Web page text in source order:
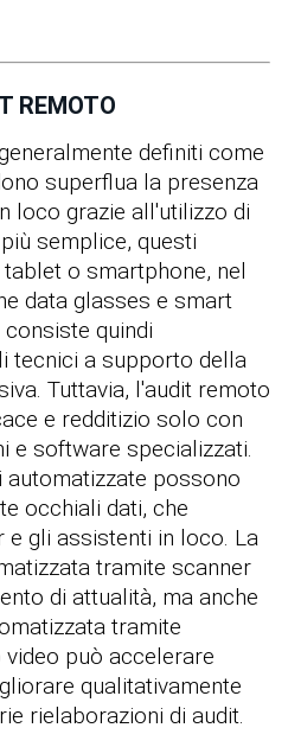
REMOTO
definiti come
superflua la presenza
loco grazie all'utilizzo di
semplice, questi
o smartphone, nel
data glasses e smart
quindi
tecnici a supporto della
Tuttavia, l'audit remoto
e redditizio solo con
e software specializzati.
automatizzate possono
occhiali dati, che
gli assistenti in loco. La
tramite scanner
di attualità, ma anche
tramite
può accelerare
qualitativamente
rielaborazioni di audit.